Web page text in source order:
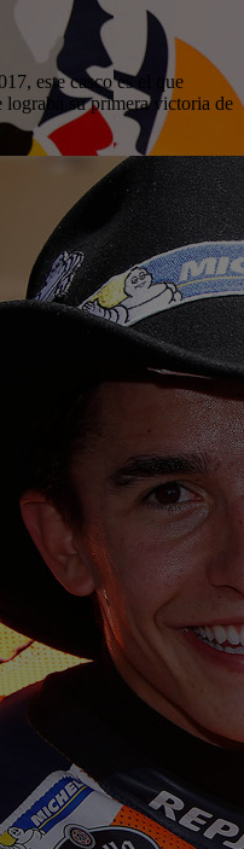
este casco es el que
su primera victoria de